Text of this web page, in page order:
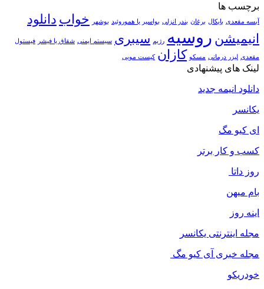
برچسب ها
آبسه مقعدی بایکال برغان بندر انزلی بواسیر یا هموروئید بوشهر خواب دانلود
انیمیشن روسیه رژیم سیبری سیستم ایمنی شقاق یا فیشر فیستول
مقعدی لیزر درمانی مسکو کازان کیست مویی
لینک های پیشنهادی
دانلود انیمه جدید
یکانسر
ای کیو مگ
کسب و کار برتر
روز داتا
بام میهن
اینه روز
مجله اینترنتی یکانسر
مجله خبری آی کیو مگ
خودریکو